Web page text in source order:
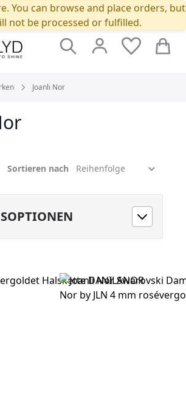
You can browse and place orders, but
not be processed or fulfilled.
Suche
Cart
Joanli Nor
Sortieren nach